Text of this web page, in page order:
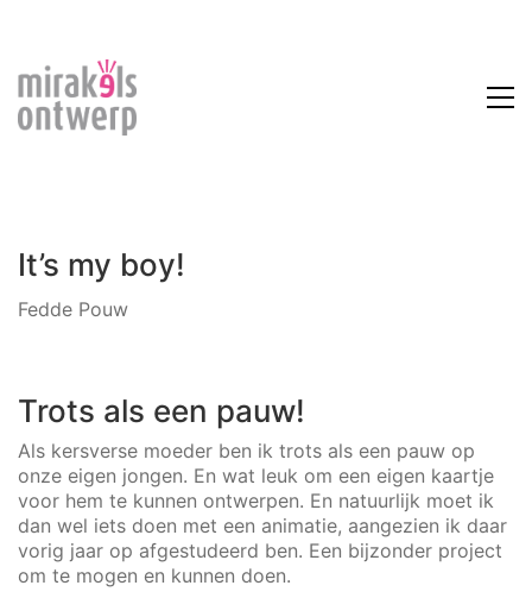
It’s my boy!
Fedde Pouw
Trots als een pauw!
Als kersverse moeder ben ik trots als een pauw op
onze eigen jongen. En wat leuk om een eigen kaartje
voor hem te kunnen ontwerpen. En natuurlijk moet ik
dan wel iets doen met een animatie, aangezien ik daar
vorig jaar op afgestudeerd ben. Een bijzonder project
om te mogen en kunnen doen.